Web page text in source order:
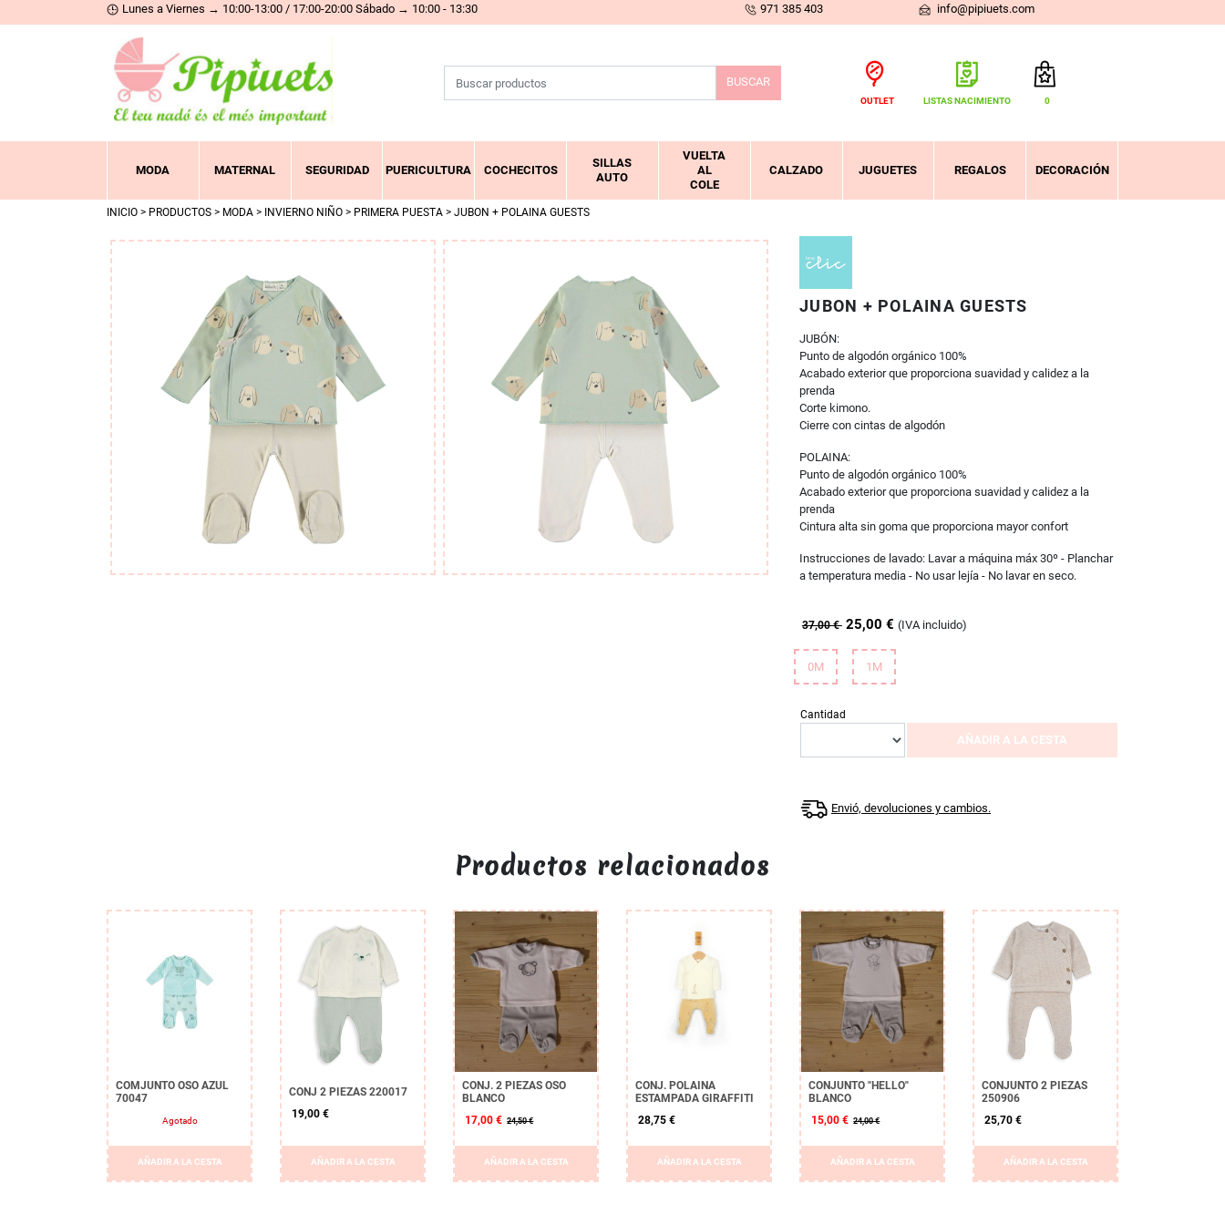
Lunes a Viernes → 10:00-13:00 / 17:00-20:00 Sábado → 10:00 - 13:30 971 385 403 info@pipiuets.com
BUSCAR
OUTLET LISTAS NACIMIENTO 0
VER CESTA
MODA MATERNAL SEGURIDAD PUERICULTURA COCHECITOS
SILLAS
AUTO
VUELTA
AL
COLE
CALZADO JUGUETES REGALOS DECORACIÓN
INICIO > PRODUCTOS > MODA > INVIERNO NIÑO > PRIMERA PUESTA > JUBON + POLAINA GUESTS
JUBON + POLAINA GUESTS
JUBÓN:
Punto de algodón orgánico 100%
Acabado exterior que proporciona suavidad y calidez a la
prenda
Corte kimono.
Cierre con cintas de algodón
POLAINA:
Punto de algodón orgánico 100%
Acabado exterior que proporciona suavidad y calidez a la
prenda
Cintura alta sin goma que proporciona mayor confort
Instrucciones de lavado: Lavar a máquina máx 30º - Planchar
a temperatura media - No usar lejía - No lavar en seco.
37,00 € 25,00 € (IVA incluido)
0M 1M
Cantidad
AÑADIR A LA CESTA
Envió, devoluciones y cambios.
Productos relacionados
COMJUNTO OSO AZUL
70047
Agotado
AÑADIR A LA CESTA
CONJ 2 PIEZAS 220017
19,00 €
AÑADIR A LA CESTA
CONJ. 2 PIEZAS OSO
BLANCO
17,00 € 24,50 €
AÑADIR A LA CESTA
CONJ. POLAINA
ESTAMPADA GIRAFFITI
28,75 €
AÑADIR A LA CESTA
CONJUNTO "HELLO"
BLANCO
15,00 € 24,00 €
AÑADIR A LA CESTA
CONJUNTO 2 PIEZAS
250906
25,70 €
AÑADIR A LA CESTA